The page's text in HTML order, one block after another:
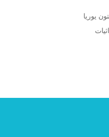
يوريا